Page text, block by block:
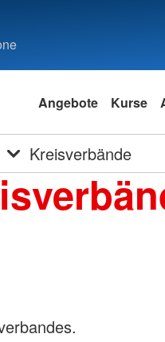
Angebote Kurse
Kreisverbände